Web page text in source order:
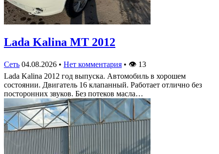
Lada Kalina МТ 2012
Сеть 04.08.2026 • Нет комментария • 👁 13
Lada Kalina 2012 год выпуска. Автомобиль в хорошем
состоянии. Двигатель 16 клапанный. Работает отлично без
посторонних звуков. Без потеков масла…